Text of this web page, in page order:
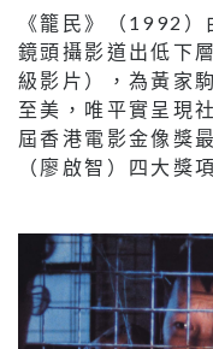
《籠民》（1992
鏡頭攝影道出低下
級影片），為黃家
至美，唯平實呈現
屆香港電影金像獎
（廖啟智）四大獎